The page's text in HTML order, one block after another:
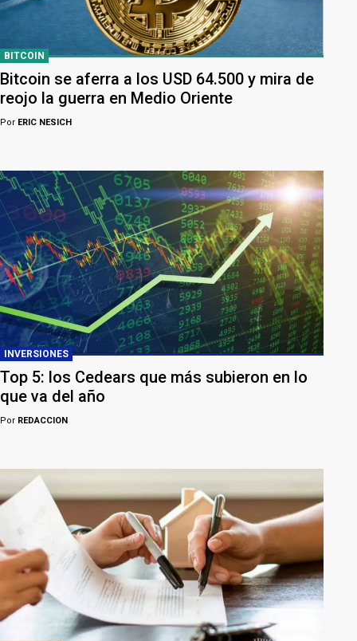
BITCOIN
Bitcoin se aferra a los USD 64.500 y mira de
reojo la guerra en Medio Oriente
Por ERIC NESICH
INVERSIONES
Top 5: los Cedears que más subieron en lo
que va del año
Por REDACCION